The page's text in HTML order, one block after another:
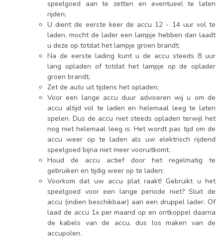
speelgoed aan te zetten en eventueel te laten
rijden;
U dient de eerste keer de accu 12 - 14 uur vol te
laden, mocht de lader een lampje hebben dan laadt
u deze op totdat het lampje groen brandt;
Na de eerste lading kunt u de accu steeds 8 uur
lang opladen of totdat het lampje op de oplader
groen brandt;
Zet de auto uit tijdens het opladen;
Voor een lange accu duur adviseren wij u om de
accu altijd vol te laden en helemaal leeg te laten
spelen. Dus de accu niet steeds opladen terwijl het
nog niet helemaal leeg is. Het wordt pas tijd om de
accu weer op te laden als uw elektrisch rijdend
speelgoed bijna niet meer vooruitkomt.
Houd de accu actief door het regelmatig te
gebruiken en tijdig weer op te laden;
Voorkom dat uw accu plat raakt! Gebruikt u het
speelgoed voor een lange periode niet? Sluit de
accu (indien beschikbaar) aan een druppel lader. Of
laad de accu 1x per maand op en ontkoppel daarna
de kabels van de accu, dus los maken van de
accupolen.